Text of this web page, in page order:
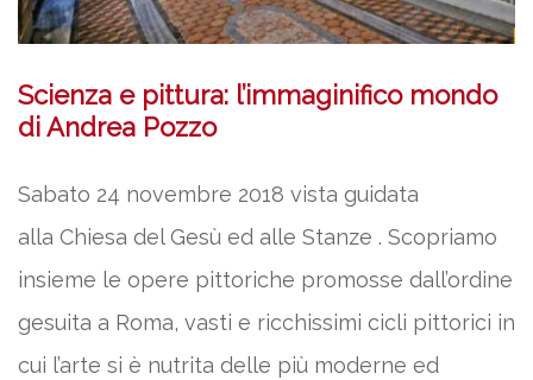
Scienza e pittura: l’immaginifico mondo
di Andrea Pozzo
Sabato 24 novembre 2018 vista guidata
alla Chiesa del Gesù ed alle Stanze . Scopriamo
insieme le opere pittoriche promosse dall’ordine
gesuita a Roma, vasti e ricchissimi cicli pittorici in
cui l’arte si è nutrita delle più moderne ed